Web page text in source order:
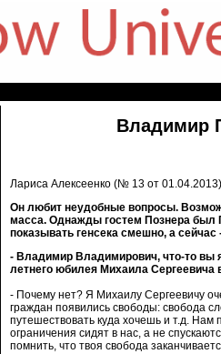
Владимир
Лариса Алексеенко (№ 13 от 01.04.2013)
Он любит неудобные вопросы.
масса. Однажды гостем Познера был
показывать генсека смешно, а
- Владимир Владимирович, что-то вы
летнего юбилея Михаила
- Почему нет? Я Михаилу Сергеевичу
граждан появились свободы: свобода
путешествовать куда хочешь и т.д. Нам
ограничения сидят в нас, а не
помнить, что твоя свобода